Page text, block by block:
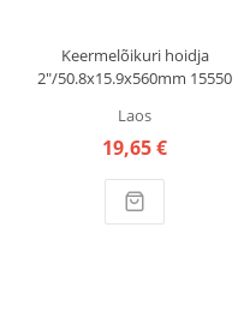
Keermelõikuri hoidja
2"/50.8x15.9x560mm 15550
Laos
19,65 €